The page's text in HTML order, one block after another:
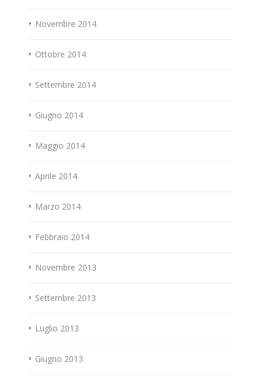
Novembre 2014
Ottobre 2014
Settembre 2014
Giugno 2014
Maggio 2014
Aprile 2014
Marzo 2014
Febbraio 2014
Novembre 2013
Settembre 2013
Luglio 2013
Giugno 2013